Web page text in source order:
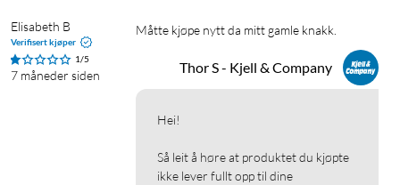
Elisabeth B
Verifisert kjøper
1/5
7 måneder siden
Måtte kjøpe nytt da mitt gamle knakk.
Thor S - Kjell & Company
Hei!
Så leit å høre at produktet du kjøpte
ikke lever fullt opp til dine